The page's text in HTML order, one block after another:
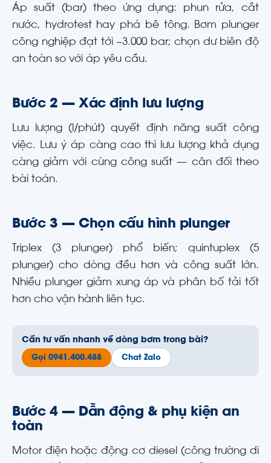
Áp suất (bar) theo ứng dụng: phun rửa, cắt
nước, hydrotest hay phá bê tông. Bơm plunger
công nghiệp đạt tới ~3.000 bar; chọn dư biên độ
an toàn so với áp yêu cầu.
Bước 2 — Xác định lưu lượng
Lưu lượng (l/phút) quyết định năng suất công
việc. Lưu ý áp càng cao thì lưu lượng khả dụng
càng giảm với cùng công suất — cân đối theo
bài toán.
Bước 3 — Chọn cấu hình plunger
Triplex (3 plunger) phổ biến; quintuplex (5
plunger) cho dòng đều hơn và công suất lớn.
Nhiều plunger giảm xung áp và phân bố tải tốt
hơn cho vận hành liên tục.
Cần tư vấn nhanh về dòng bơm trong bài?
Gọi 0941.400.488 Chat Zalo
Bước 4 — Dẫn động & phụ kiện an
toàn
Motor điện hoặc động cơ diesel (công trường di